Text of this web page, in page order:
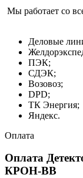
Мы работает со
Деловые
ПЭК;
СДЭК;
Возовоз;
DPD;
ТК Энергия;
Яндекс.
Оплата
Оплата
КРОН-ВВ